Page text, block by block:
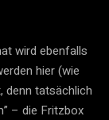
wird ebenfalls
hier (wie
denn tatsächlich
– die Fritzbox